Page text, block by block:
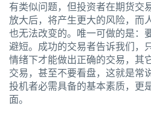
有类似问题，但投资者在期货交
放大后，将产生更大的风险，而
也无法改变的。唯一可做的是：
避短。成功的交易者告诉我们，
情绪下才能做出正确的交易，其
交易，甚至不要看盘，这就是常
投机者必需具备的基本素质，更
面。